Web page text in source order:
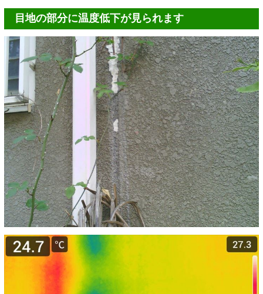
目地の部分に温度低下が見られます